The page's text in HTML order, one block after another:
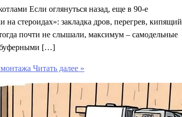
Если оглянуться назад, еще в 90‑е
на стероидах»: закладка дров, перегрев, кипящий
почти не слышали, максимум – самодельные
буферными […]
Читать далее »